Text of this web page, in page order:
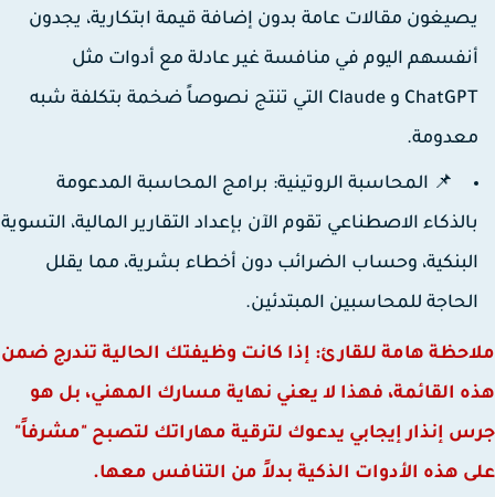
مقالات عامة بدون إضافة قيمة ابتكارية، يجدون
اليوم في منافسة غير عادلة مع أدوات مثل
ChatGPT و Claude التي تنتج نصوصاً ضخمة بتكلفة شبه
📌 المحاسبة الروتينية:برامج المحاسبة المدعومة
الاصطناعي تقوم الآن بإعداد التقارير المالية، التسوية
وحساب الضرائب دون أخطاء بشرية، مما يقلل
للمحاسبين المبتدئين.
هامة للقارئ: إذا كانت وظيفتك الحالية تندرج ضمن
القائمة، فهذا لا يعني نهاية مسارك المهني، بل هو
إنذار إيجابي يدعوك لترقية مهاراتك لتصبح "مشرفاً"
هذه الأدوات الذكية بدلاً من التنافس معها.